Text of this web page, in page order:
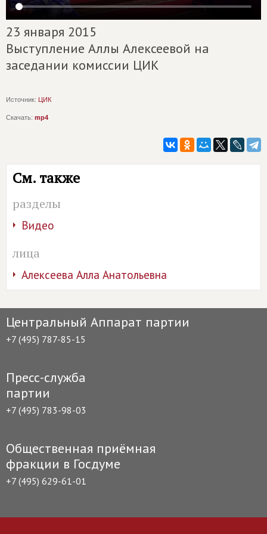
23 января 2015
Выступление Аллы Алексеевой на
заседании комиссии ЦИК
Источник: ЦИК
Скачать: mp4
См. также
разделы
Видео
лица
Алексеева Алла Анатольевна
Центральный Аппарат партии
+7 (495) 787-85-15
Пресс-служба
партии
+7 (495) 783-98-03
Общественная приёмная
фракции в Госдуме
+7 (495) 629-61-01